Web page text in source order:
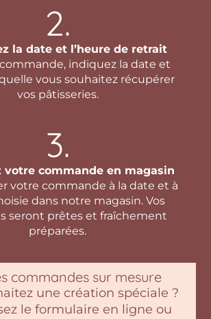
2.
la date et l’heure de retrait
indiquez la date et
vous souhaitez récupérer
vos pâtisseries.
3.
votre commande en magasin
votre commande à la date et à
dans notre magasin. Vos
seront prêtes et fraîchement
préparées.
commandes sur mesure
une création spéciale ?
le formulaire en ligne ou